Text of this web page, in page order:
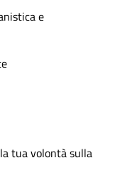
e
tua volontà sulla